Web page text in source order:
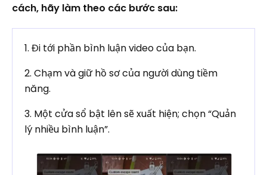
cách, hãy làm theo các bước sau:
1. Đi tới phần bình luận video của bạn.
2. Chạm và giữ hồ sơ của người dùng tiềm
năng.
3. Một cửa sổ bật lên sẽ xuất hiện; chọn “Quản
lý nhiều bình luận”.